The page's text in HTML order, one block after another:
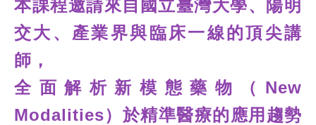
本課程邀請來自國立臺灣大學、陽明
交大、產業界與臨床一線的頂尖講
師，
全面解析新模態藥物（New
Modalities）於精準醫療的應用趨勢